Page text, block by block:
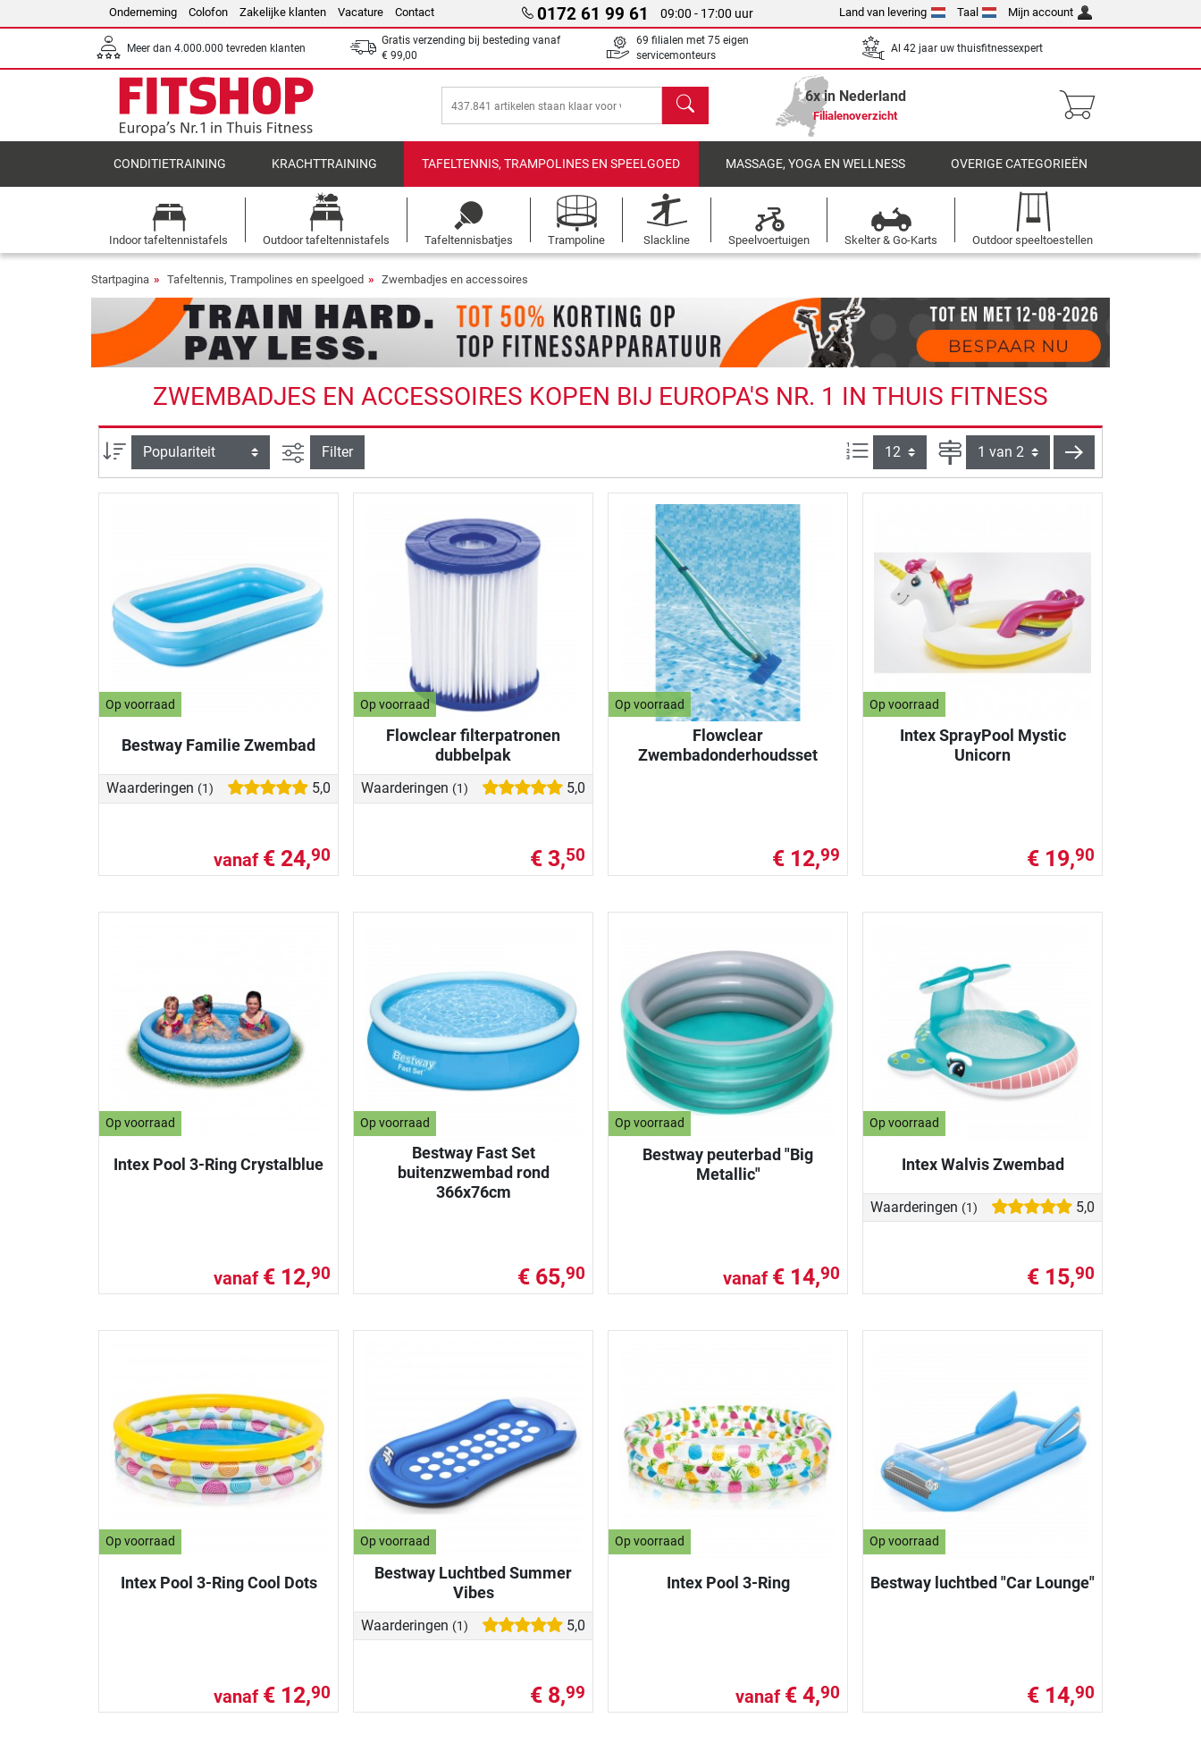
Onderneming Colofon Zakelijke klanten Vacature Contact 0172 61 99 61 09:00 - 17:00 uur Land van levering Taal Mijn account
Meer dan 4.000.000 tevreden klanten
Gratis verzending bij besteding vanaf
€ 99,00
69 filialen met 75 eigen
servicemonteurs
Al 42 jaar uw thuisfitnessexpert
Zoeken 6x in Nederland
Filialenoverzicht
CONDITIETRAINING KRACHTTRAINING TAFELTENNIS, TRAMPOLINES EN SPEELGOED MASSAGE, YOGA EN WELLNESS OVERIGE CATEGORIEËN
Indoor tafeltennistafels Outdoor tafeltennistafels Tafeltennisbatjes Trampoline Slackline Speelvoertuigen Skelter & Go-Karts Outdoor speeltoestellen
Startpagina Tafeltennis, Trampolines en speelgoed Zwembadjes en accessoires
ZWEMBADJES EN ACCESSOIRES KOPEN BIJ EUROPA'S NR. 1 IN THUIS FITNESS
Sortering Zoeken binnen de resultaten
Filter Artikelen per pagina:
Pagina verder
Op voorraad
Bestway Familie Zwembad
Waarderingen (1) 5,0
vanaf € 24,90
Op voorraad
Flowclear filterpatronen
dubbelpak
Waarderingen (1) 5,0
€ 3,50
Op voorraad
Flowclear
Zwembadonderhoudsset
€ 12,99
Op voorraad
Intex SprayPool Mystic
Unicorn
€ 19,90
Op voorraad
Intex Pool 3-Ring Crystalblue
vanaf € 12,90
Op voorraad
Bestway Fast Set
buitenzwembad rond
366x76cm
€ 65,90
Op voorraad
Bestway peuterbad "Big
Metallic"
vanaf € 14,90
Op voorraad
Intex Walvis Zwembad
Waarderingen (1) 5,0
€ 15,90
Op voorraad
Intex Pool 3-Ring Cool Dots
vanaf € 12,90
Op voorraad
Bestway Luchtbed Summer
Vibes
Waarderingen (1) 5,0
€ 8,99
Op voorraad
Intex Pool 3-Ring
vanaf € 4,90
Op voorraad
Bestway luchtbed "Car Lounge"
€ 14,90